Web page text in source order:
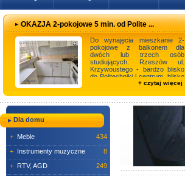
OKAZJA 2-pokojowe 5 min. od Polite ...
Do wynajęcia mieszkanie 2-
pokojowe z balkonem dla
dwóch lub trzech osób
studiujących. Rzeszów ul.
Krzywoustego - bardzo blisko
do Politechniki i centrum, blisko
przystanek autobu ...+ czytaj więcej
Dla domu
+ Meble
434
+ Instrumenty muzyczne
8
+ RTV, AGD
249